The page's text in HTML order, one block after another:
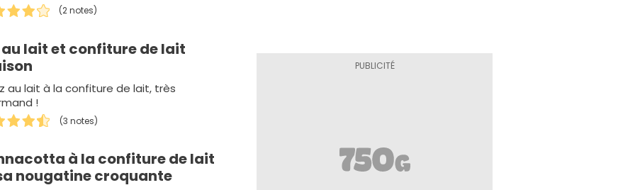
(2 notes)
au lait et confiture de lait
au lait à la confiture de lait, très
!
(3 notes)
à la confiture de lait
nougatine croquante